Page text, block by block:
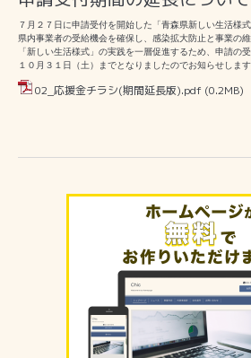
７月２７日に申請受付を開始した「青森県新しい生活様
県内事業者の受給機会を確保し、感染拡大防止と事業の
「新しい生活様式」の実践を一層促進するため、申請の
１０月３１日（土）までとなりましたのでお知らせします
02_応援金チラシ(期間延長版).pdf (0.2MB)